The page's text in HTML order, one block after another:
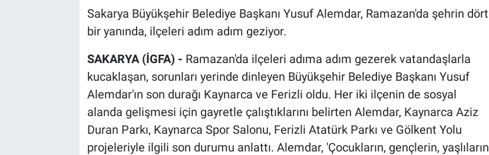
Sakarya Büyükşehir Belediye Başkanı Yusuf Alemdar, Ramazan'da şehrin dört
bir yanında, ilçeleri adım adım geziyor.
SAKARYA (İGFA) - Ramazan'da ilçeleri adıma adım gezerek vatandaşlarla
kucaklaşan, sorunları yerinde dinleyen Büyükşehir Belediye Başkanı Yusuf
Alemdar'ın son durağı Kaynarca ve Ferizli oldu. Her iki ilçenin de sosyal
alanda gelişmesi için gayretle çalıştıklarını belirten Alemdar, Kaynarca Aziz
Duran Parkı, Kaynarca Spor Salonu, Ferizli Atatürk Parkı ve Gölkent Yolu
projeleriyle ilgili son durumu anlattı. Alemdar, 'Çocukların, gençlerin, yaşlıların